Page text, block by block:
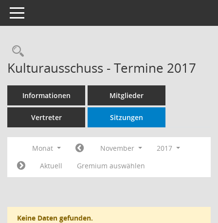
Toggle navigation
Rechercheauswahl
Kulturausschuss - Termine 2017
Informationen Mitglieder
Vertreter Sitzungen
Monat November
2017
Aktuell
Gremium auswählen
Keine Daten gefunden.